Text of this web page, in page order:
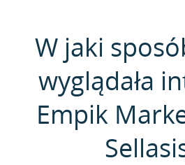
W jaki
wyglądała
Empik